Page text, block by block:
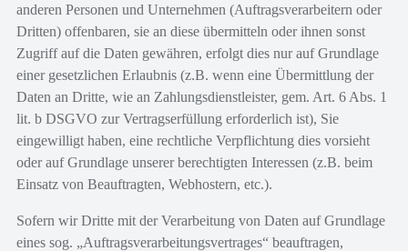
anderen Personen und Unternehmen (Auftragsverarbeitern oder
Dritten) offenbaren, sie an diese übermitteln oder ihnen sonst
Zugriff auf die Daten gewähren, erfolgt dies nur auf Grundlage
einer gesetzlichen Erlaubnis (z.B. wenn eine Übermittlung der
Daten an Dritte, wie an Zahlungsdienstleister, gem. Art. 6 Abs. 1
lit. b DSGVO zur Vertragserfüllung erforderlich ist), Sie
eingewilligt haben, eine rechtliche Verpflichtung dies vorsieht
oder auf Grundlage unserer berechtigten Interessen (z.B. beim
Einsatz von Beauftragten, Webhostern, etc.).
Sofern wir Dritte mit der Verarbeitung von Daten auf Grundlage
eines sog. „Auftragsverarbeitungsvertrages“ beauftragen,